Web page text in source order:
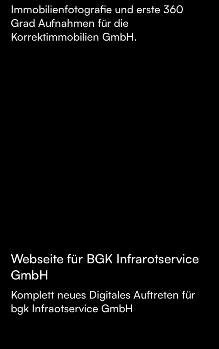
Immobilienfotografie und erste 360
Grad Aufnahmen für die
Korrektimmobilien GmbH.
MEHR
ERFAHREN
Webseite für BGK Infrarotservice
GmbH
Komplett neues Digitales Auftreten für
bgk Infraotservice GmbH